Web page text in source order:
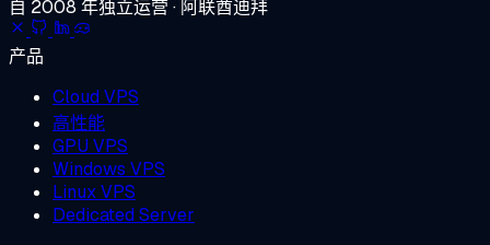
自 2008 年独立运营 · 阿联酋迪拜
产品
Cloud VPS
高性能
GPU VPS
Windows VPS
Linux VPS
Dedicated Server